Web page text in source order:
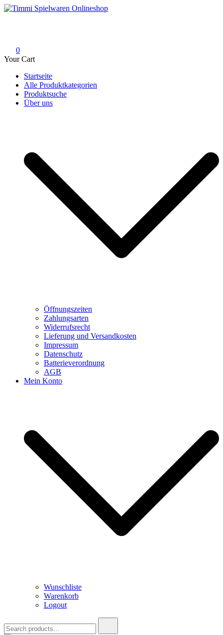
Skip
0
Your Cart
Startseite
Alle Produktkategorien
Produktsuche
Über uns
Öffnungszeiten
Zahlungsarten
Widerrufsrecht
Lieferung und Versandkosten
Impressum
Datenschutz
Batterieverordnung
AGB
Mein Konto
Wunschliste
Warenkorb
Logout
for: